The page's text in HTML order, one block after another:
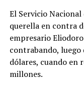
El Servicio
querella en contra
empresario
contrabando, luego
dólares, cuando en
millones.